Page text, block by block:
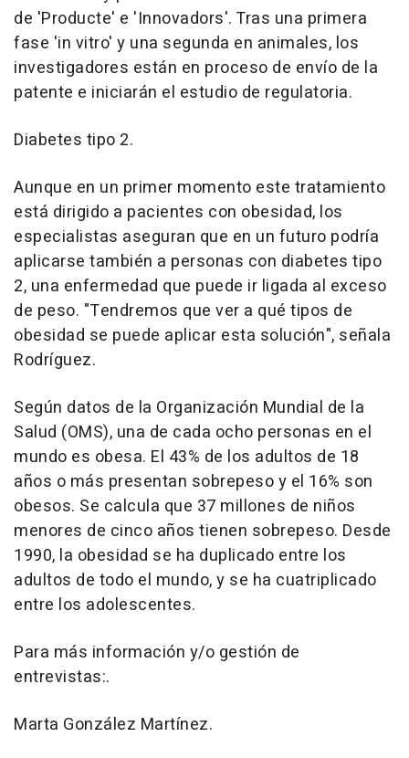
de 'Producte' e 'Innovadors'. Tras una primera
fase 'in vitro' y una segunda en animales, los
investigadores están en proceso de envío de la
patente e iniciarán el estudio de regulatoria.
Diabetes tipo 2.
Aunque en un primer momento este tratamiento
está dirigido a pacientes con obesidad, los
especialistas aseguran que en un futuro podría
aplicarse también a personas con diabetes tipo
2, una enfermedad que puede ir ligada al exceso
de peso. "Tendremos que ver a qué tipos de
obesidad se puede aplicar esta solución", señala
Rodríguez.
Según datos de la Organización Mundial de la
Salud (OMS), una de cada ocho personas en el
mundo es obesa. El 43% de los adultos de 18
años o más presentan sobrepeso y el 16% son
obesos. Se calcula que 37 millones de niños
menores de cinco años tienen sobrepeso. Desde
1990, la obesidad se ha duplicado entre los
adultos de todo el mundo, y se ha cuatriplicado
entre los adolescentes.
Para más información y/o gestión de
entrevistas:.
Marta González Martínez.